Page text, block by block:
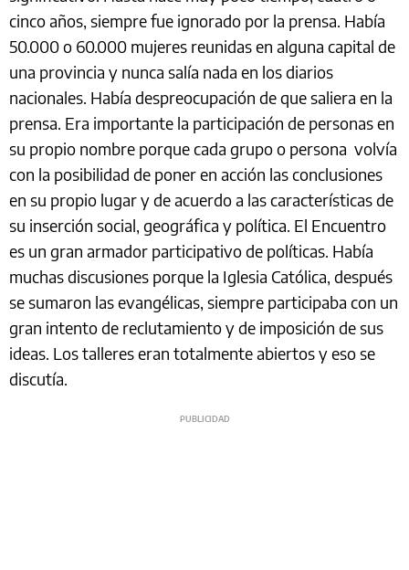
cinco años, siempre fue ignorado por la prensa. Había
50.000 o 60.000 mujeres reunidas en alguna capital de
una provincia y nunca salía nada en los diarios
nacionales. Había despreocupación de que saliera en la
prensa. Era importante la participación de personas en
su propio nombre porque cada grupo o persona volvía
con la posibilidad de poner en acción las conclusiones
en su propio lugar y de acuerdo a las características de
su inserción social, geográfica y política. El Encuentro
es un gran armador participativo de políticas. Había
muchas discusiones porque la Iglesia Católica, después
se sumaron las evangélicas, siempre participaba con un
gran intento de reclutamiento y de imposición de sus
ideas. Los talleres eran totalmente abiertos y eso se
discutía.